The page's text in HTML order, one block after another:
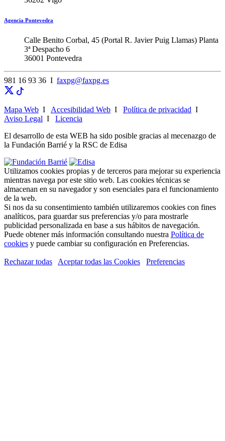
Agencia Pontevedra
Calle Benito Corbal, 45 (Portal R. Javier Puig Llamas) Planta
3ª Despacho 6
36001 Pontevedra
981 16 93 36 I faxpg@faxpg.es
Mapa Web I Accesibilidad Web I Política de privacidad I
Aviso Legal I Licencia
El desarrollo de esta WEB ha sido posible gracias al mecenazgo de
la Fundación Barrié y la RSC de Edisa
Utilizamos cookies propias y de terceros para mejorar su experiencia
mientras navega por este sitio web. Las cookies técnicas se
almacenan en su navegador y son esenciales para el funcionamiento
de la web.
Si nos da su consentimiento también utilizaremos cookies con fines
analíticos, para guardar sus preferencias y/o para mostrarle
publicidad personalizada en base a sus hábitos de navegación.
Puede obtener más información consultando nuestra Política de
cookies y puede cambiar su configuración en Preferencias.
Rechazar todas Aceptar todas las Cookies Preferencias